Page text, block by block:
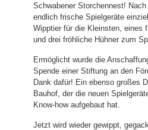
Schwabener Storchennest!
endlich frische Spielgeräte
Wipptier für die Kleinsten, eines
und drei fröhliche Hühner zum
Ermöglicht wurde die
Spende einer Stiftung an den
Dank dafür! Ein ebenso großes
Bauhof, der die neuen
Know-how aufgebaut hat.
Jetzt wird wieder gewippt,